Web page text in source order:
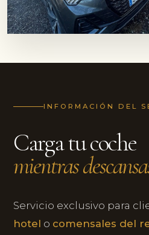
INFORMACIÓN DEL
Carga tu coche
mientras
Servicio exclusivo para
hotel o comensales del